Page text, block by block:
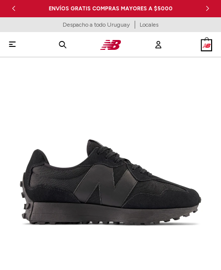
ENVÍOS GRATIS COMPRAS MAYORES A $5000
Despacho a todo Uruguay Locales
